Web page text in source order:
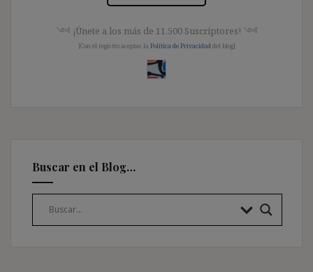
༺ ¡Únete a los más de 11.500 Suscriptores! ༺
[Con el registro aceptas la Política de Privacidaddel blog]
Buscar en el Blog…